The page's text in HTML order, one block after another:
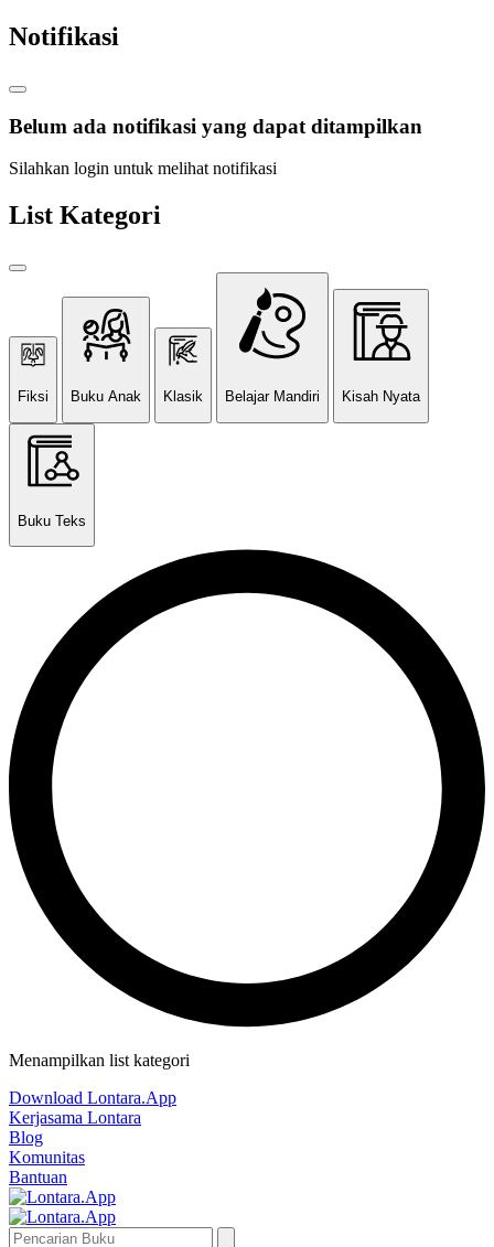
Notifikasi
Belum ada notifikasi yang dapat ditampilkan
Silahkan login untuk melihat notifikasi
List Kategori
Fiksi Buku Anak Klasik Belajar Mandiri Kisah Nyata
Buku Teks
Menampilkan list kategori
Download Lontara.App
Kerjasama Lontara
Blog
Komunitas
Bantuan